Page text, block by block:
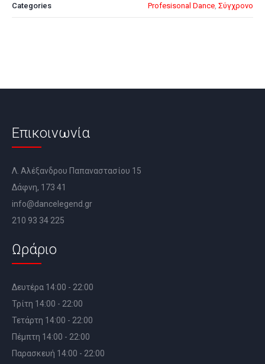
Categories Profesisonal Dance Σύγχρονο
Επικοινωνία
Λ. Αλέξανδρου Παπαναστασίου 15
Δάφνη, 173 41
info@dancelegend.gr
210 93 34 225
Ωράριο
Δευτέρα 14:00 - 22:00
Τρίτη 14:00 - 22:00
Τετάρτη 14:00 - 22:00
Πέμπτη 14:00 - 22:00
Παρασκευή 14:00 - 22:00